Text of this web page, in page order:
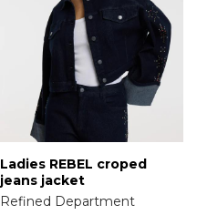
Ladies REBEL croped
jeans jacket
Refined Department